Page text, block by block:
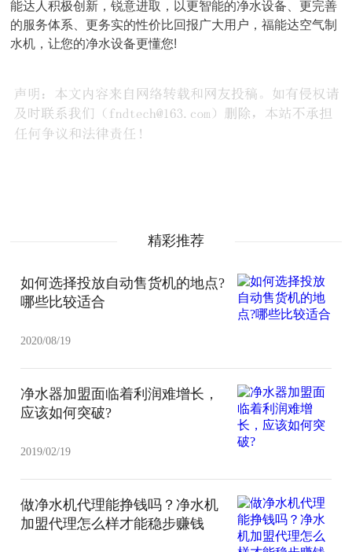
能达人积极创新，锐意进取，以更智能的净水设备、更完善
的服务体系、更务实的性价比回报广大用户，福能达空气制
水机，让您的净水设备更懂您!
精彩推荐
如何选择投放自动售货机的地点?
哪些比较适合
2020/08/19
净水器加盟面临着利润难增长，
应该如何突破?
2019/02/19
做净水机代理能挣钱吗？净水机
加盟代理怎么样才能稳步赚钱